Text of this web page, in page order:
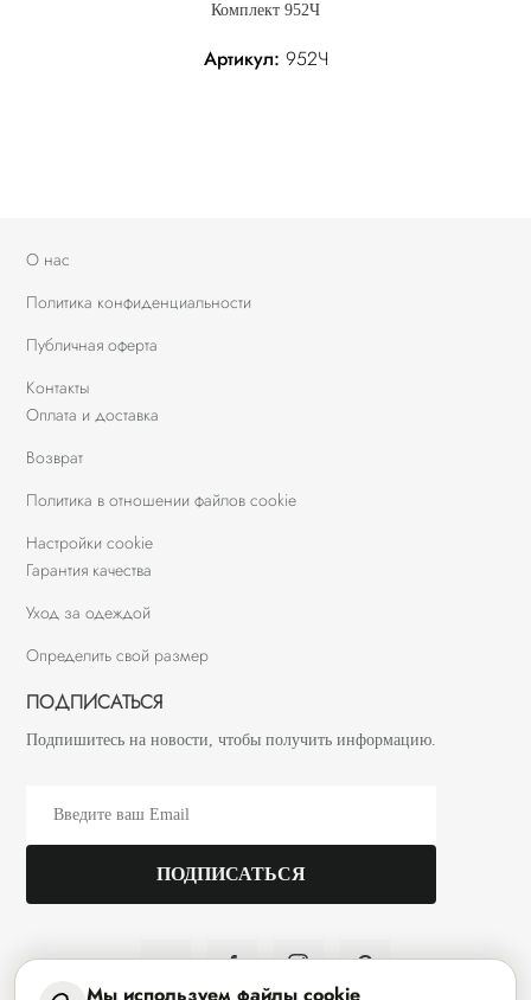
Комплект 952Ч
Артикул: 952Ч
О нас
Политика конфиденциальности
Публичная оферта
Контакты
Оплата и доставка
Возврат
Политика в отношении файлов cookie
Настройки cookie
Гарантия качества
Уход за одеждой
Определить свой размер
ПОДПИСАТЬСЯ
Подпишитесь на новости, чтобы получить информацию.